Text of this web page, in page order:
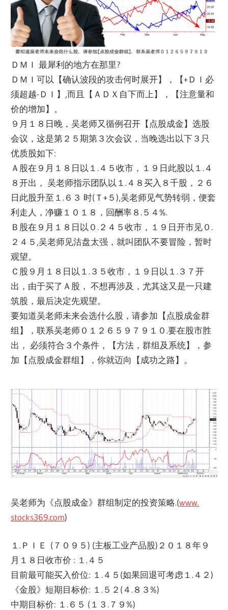
ＤＭＩ 最犀利的地方在那里?
ＤＭＩ可以【确认波段的攻击何时展开】，【+ＤＩ必
须超越-ＤＩ】,而且【ＡＤＸ自下而上】，【注意量和
价的增加】。
９月１８日晚，吴老师又循例召开【点股成金】选股
会议，这是第２５期第３次会议，当晚选出以下３只
优质股如下:
Ａ股在９月１８日以１.４５收市，１９日此股以１.４
８开出， 吴老师指示团队以１.４８买入８千股，２６
日此股升至１.６３ 时(Ｔ+５),吴老师见气势转弱，便套
利走人，净赚１０１８， 回酬率８.５４%.
Ｂ股在９月１８日以０.２４５收市，１９日开市见０.
２４５,吴老师见沽盘太强，就叫团队不要冒险，暂时
观望。
Ｃ股９月１８日以１.３５收市，１９日以１.３７开
出， 由于买了Ａ股， 不想再涉及，尤其这又是一只建
筑股，最后决定先观望。
要知道吴老师未来会选什么股，请参加【点股成金群
组】，联系吴老师０１２６５９７９１０.要在股市胜
出， 必须符合３个条件，【方法，群组及系统】，参
加【点股成金群组】，你就迈向【成功之路】。
吴老师为《点股成金》群组制定的投资策略.(www.
stocks369.com)
１.ＰＩＥ (７０９５) (主板工业产品股)２０１８年９
月１８日收市价 : １.４５
目前最可能买入价位: １.４５(如果回退可考虑１.４２)
《金股》短期目标价: １.５２(４.８３%)
中期目标价: １.６５ (１３.７９%)